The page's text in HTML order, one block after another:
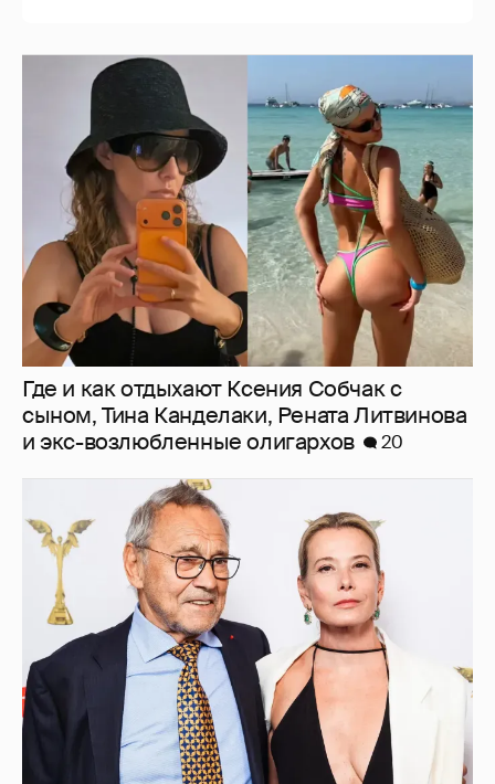
Где и как отдыхают Ксения Собчак с
сыном, Тина Канделаки, Рената Литвинова
и экс-возлюбленные олигархов
20
В сети появилось архивное фото Андрея
Кончаловского и Юлии Высоцкой на
отдыхе в Италии
9